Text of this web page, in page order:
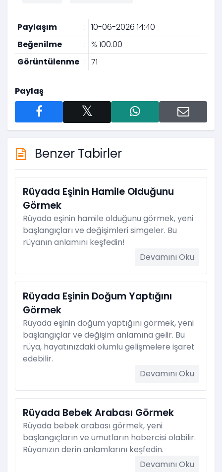
Paylaşım : 10-06-2026 14:40
Beğenilme
: % 100.00
Görüntülenme : 71
Paylaş
Benzer Tabirler
Rüyada Eşinin Hamile Olduğunu
Görmek
Rüyada eşinin hamile olduğunu görmek, yeni
başlangıçları ve değişimleri simgeler. Bu
rüyanın anlamını keşfedin!
Devamını Oku
Rüyada Eşinin Doğum Yaptığını
Görmek
Rüyada eşinin doğum yaptığını görmek, yeni
başlangıçlar ve değişim anlamına gelir. Bu
rüya, hayatınızdaki olumlu gelişmelere işaret
edebilir.
Devamını Oku
Rüyada Bebek Arabası Görmek
Rüyada bebek arabası görmek, yeni
başlangıçların ve umutların habercisi olabilir.
Rüyanızın derin anlamlarını keşfedin.
Devamını Oku